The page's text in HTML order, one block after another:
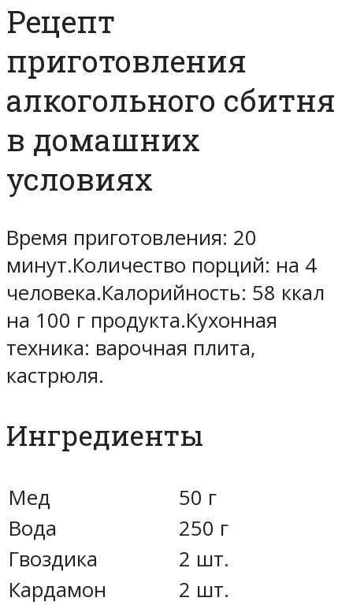
Рецепт
приготовления
алкогольного сбитня
в домашних
условиях
Время приготовления: 20
минут.Количество порций: на 4
человека.Калорийность: 58 ккал
на 100 г продукта.Кухонная
техника: варочная плита,
кастрюля.
Ингредиенты
Мед
50 г
Вода
250 г
Гвоздика
2 шт.
Кардамон
2 шт.